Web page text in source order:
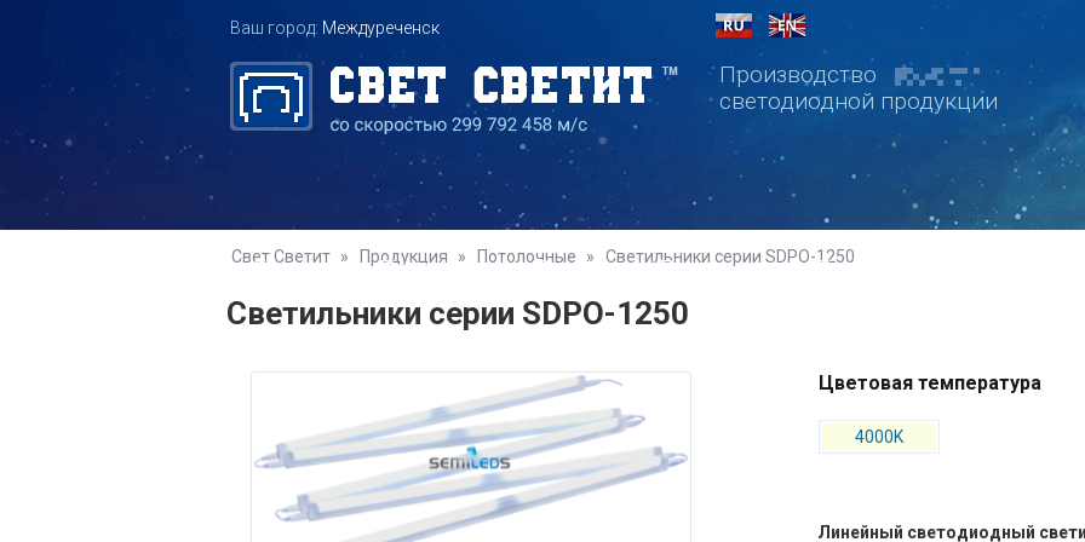
Ваш город: Междуреченск
Производство
светодиодной продукции
Главная Продукция Сервис Портфолио Партнеры
Свет Светит » Продукция » Потолочные » Светильники серии SDPO-1250
Светильники серии SDPO-1250
Цветовая температура
4000K
Линейный светодиодный